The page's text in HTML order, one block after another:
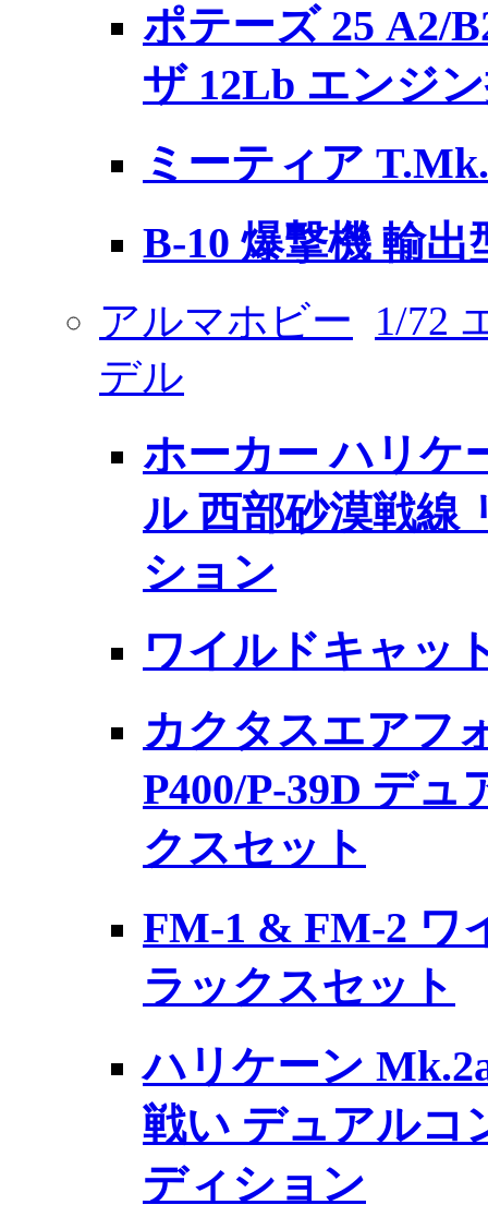
ポテーズ 25 A2/
ザ 12Lb エンジ
ミーティア
B-10 爆撃機 輸
アルマホビー
1/72
デル
ホーカー ハリケ
ル 西部砂漠戦線
ション
ワイルドキャッ
カクタスエアフ
P400/P-39D デ
クスセット
FM-1 & FM-2 ワ
ラックスセット
ハリケーン
戦い デュアルコ
ディション